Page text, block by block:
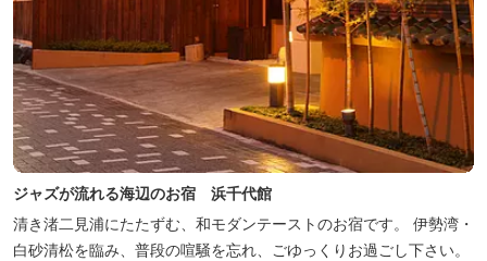
ジャズが流れる海辺のお宿 浜千代館
清き渚二見浦にたたずむ、和モダンテーストのお宿です。 伊勢湾・
白砂清松を臨み、普段の喧騒を忘れ、ごゆっくりお過ごし下さい。